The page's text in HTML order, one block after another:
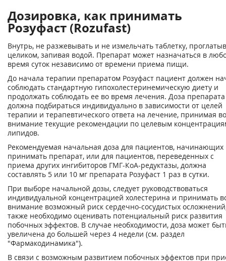
Дозировка, как принимать
Розуфаст (Rozufast)
Внутрь, не разжевывать и не измельчать таблетку,
целиком, запивая водой. Препарат может назначаться в
время суток независимо от времени приема пищи.
До начала терапии препаратом Розуфаст пациент должен
соблюдать стандартную гипохолестеринемическую диету и
продолжать соблюдать ее во время лечения. Доза препарата
должна подбираться индивидуально в зависимости от целей
терапии и терапевтического ответа на лечение, принимая во
внимание текущие рекомендации по целевым
липидов.
Рекомендуемая начальная доза для пациентов, начинающих
принимать препарат, или для пациентов, переведенных с
приема других ингибиторов ГМГ-КоА-редуктазы, должна
составлять 5 или 10 мг препарата Розуфаст 1 раз в сутки.
При выборе начальной дозы, следует руководствоваться
индивидуальной концентрацией холестерина и принимать
внимание возможный риск сердечно-сосудистых
также необходимо оценивать потенциальный риск развития
побочных эффектов. В случае необходимости, доза может
увеличена до большей через 4 недели (см. раздел
"Фармакодинамика").
В связи с возможным развитием побочных эффектов при